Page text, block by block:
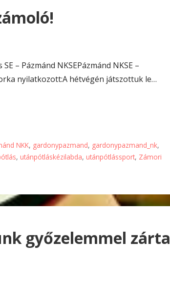
– Pázmánd NKSEPázmánd NKSE –
nyilatkozott:A hétvégén játszottuk le…
NKK, gardonypazmand, gardonypazmand_nk,
,utánpótláskézilabda,utánpótlássport, Zámori
győzelemmel zárta